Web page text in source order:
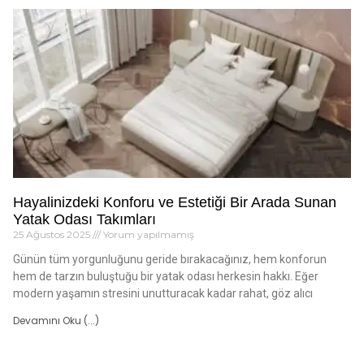
Hayalinizdeki Konforu ve Estetiği Bir Arada Sunan
Yatak Odası Takımları
25 Ağustos 2025 Yorum yapılmamış
Günün tüm yorgunluğunu geride bırakacağınız, hem konforun
hem de tarzın buluştuğu bir yatak odası herkesin hakkı. Eğer
modern yaşamın stresini unutturacak kadar rahat, göz alıcı
Devamını Oku (...)